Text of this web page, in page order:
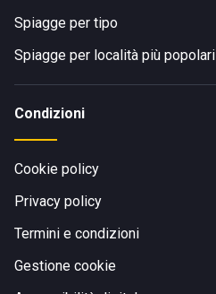
Spiagge per tipo
Spiagge per località più popolari
Condizioni
Cookie policy
Privacy policy
Termini e condizioni
Gestione cookie